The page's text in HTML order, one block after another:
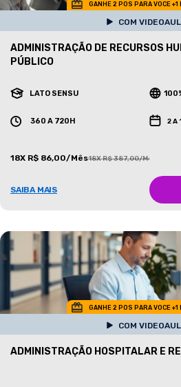
GANHE 2 POS PARA VOCE +1
COM
ADMINISTRAÇÃO DE RECURSOS
PÚBLICO
LATO SENSU
360 A 720H 2 A
18X R$ 86,00/Mês18X R$ 387,00/Mês
SAIBA MAIS
GANHE 2 POS PARA VOCE +1
COM
ADMINISTRAÇÃO HOSPITALAR E